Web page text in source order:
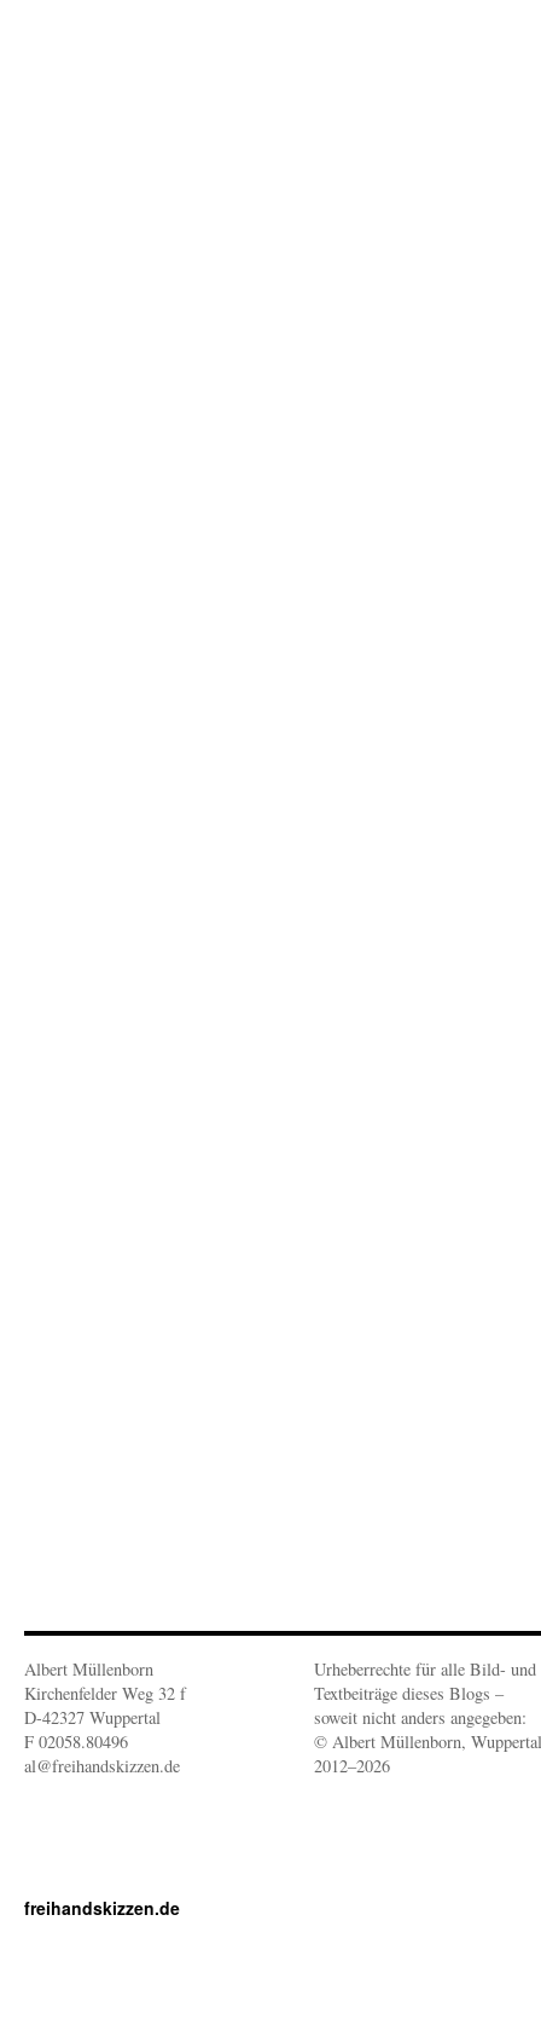
Albert Müllenborn
Kirchenfelder Weg 32 f
D-42327 Wuppertal
F 02058.80496
al@freihandskizzen.de
Urheberrechte für alle Bild- und
Textbeiträge dieses Blogs –
soweit nicht anders angegeben:
© Albert Müllenborn, Wuppertal
2012–2026
freihandskizzen.de